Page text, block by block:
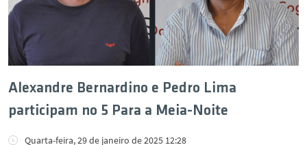
Alexandre Bernardino e Pedro Lima
participam no 5 Para a Meia-Noite
Quarta-feira, 29 de janeiro de 2025 12:28